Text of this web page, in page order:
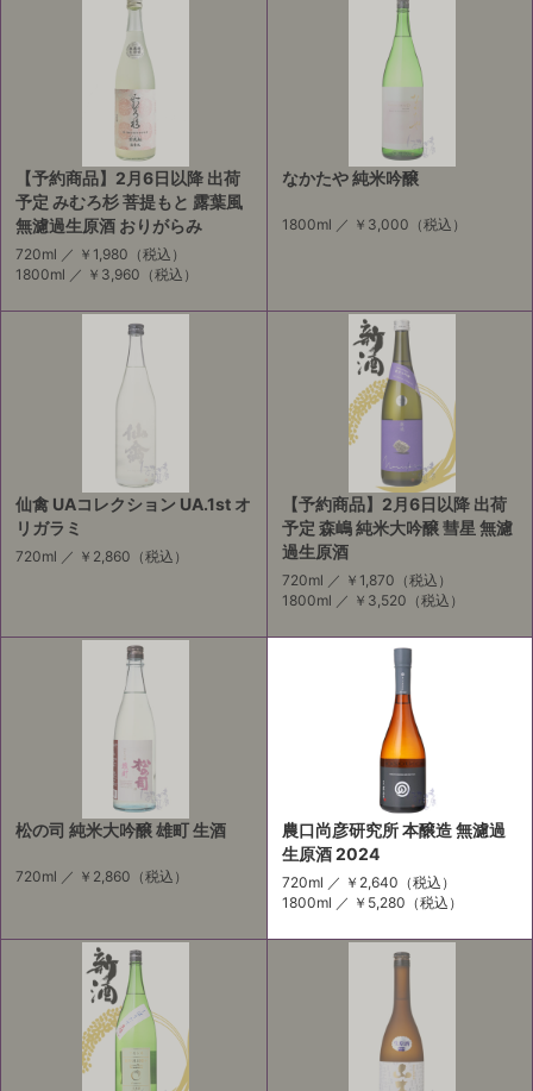
【予約商品】2月6日以降 出荷
予定 みむろ杉 菩提もと 露葉風
無濾過生原酒 おりがらみ
720ml ／ ￥1,980 （税込）
1800ml ／ ￥3,960 （税込）
なかたや 純米吟醸
1800ml ／ ￥3,000 （税込）
仙禽 UAコレクション UA.1st オ
リガラミ
720ml ／ ￥2,860 （税込）
【予約商品】2月6日以降 出荷
予定 森嶋 純米大吟醸 彗星 無濾
過生原酒
720ml ／ ￥1,870 （税込）
1800ml ／ ￥3,520 （税込）
松の司 純米大吟醸 雄町 生酒
720ml ／ ￥2,860 （税込）
農口尚彦研究所 本醸造 無濾過
生原酒 2024
720ml ／ ￥2,640 （税込）
1800ml ／ ￥5,280 （税込）